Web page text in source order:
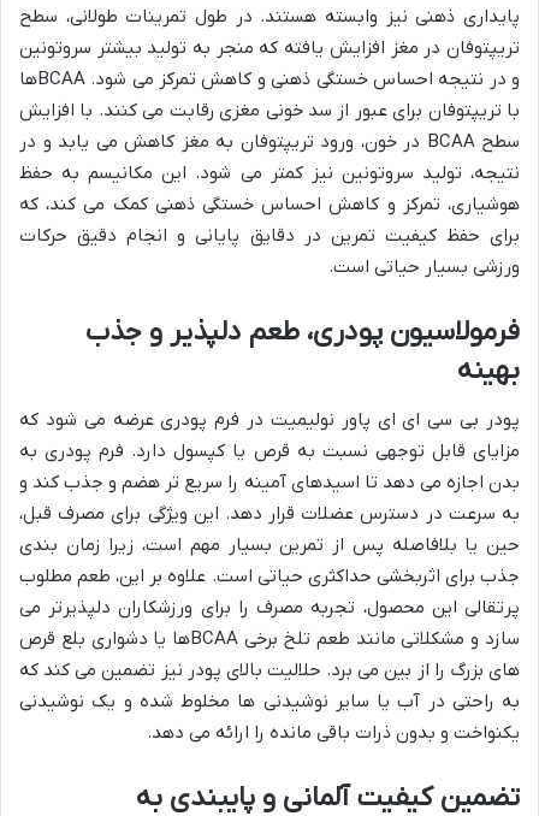
پایداری ذهنی نیز وابسته هستند. در طول تمرینات طولانی، سطح
تریپتوفان در مغز افزایش یافته که منجر به تولید بیشتر سروتونین
و در نتیجه احساس خستگی ذهنی و کاهش تمرکز می شود. BCAAها
با تریپتوفان برای عبور از سد خونی مغزی رقابت می کنند. با افزایش
سطح BCAA در خون، ورود تریپتوفان به مغز کاهش می یابد و در
نتیجه، تولید سروتونین نیز کمتر می شود. این مکانیسم به حفظ
هوشیاری، تمرکز و کاهش احساس خستگی ذهنی کمک می کند، که
برای حفظ کیفیت تمرین در دقایق پایانی و انجام دقیق حرکات
ورزشی بسیار حیاتی است.
فرمولاسیون پودری، طعم دلپذیر و جذب
بهینه
پودر بی سی ای ای پاور نولیمیت در فرم پودری عرضه می شود که
مزایای قابل توجهی نسبت به قرص یا کپسول دارد. فرم پودری به
بدن اجازه می دهد تا اسیدهای آمینه را سریع تر هضم و جذب کند و
به سرعت در دسترس عضلات قرار دهد. این ویژگی برای مصرف قبل،
حین یا بلافاصله پس از تمرین بسیار مهم است، زیرا زمان بندی
جذب برای اثربخشی حداکثری حیاتی است. علاوه بر این، طعم مطلوب
پرتقالی این محصول، تجربه مصرف را برای ورزشکاران دلپذیرتر می
سازد و مشکلاتی مانند طعم تلخ برخی BCAAها یا دشواری بلع قرص
های بزرگ را از بین می برد. حلالیت بالای پودر نیز تضمین می کند که
به راحتی در آب یا سایر نوشیدنی ها مخلوط شده و یک نوشیدنی
یکنواخت و بدون ذرات باقی مانده را ارائه می دهد.
تضمین کیفیت آلمانی و پایبندی به